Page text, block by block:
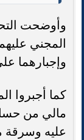
وأوضحت
المجني
وإجبارهما
كما أجبروا
عليه وسرقة